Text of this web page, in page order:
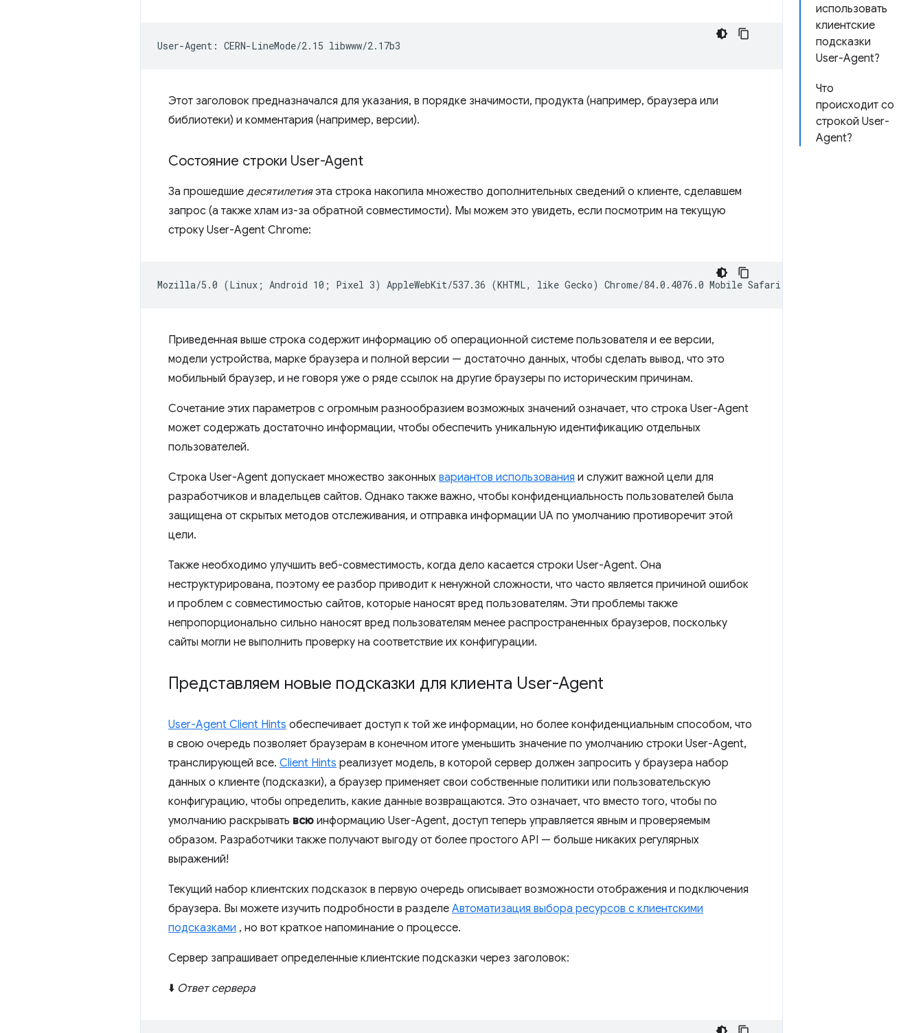
использовать
клиентские
подсказки
User-Agent?
Что
происходит со
строкой User-
Agent?
Этот заголовок предназначался для указания, в порядке значимости, продукта (например, браузера или
библиотеки) и комментария (например, версии).
Состояние строки User-Agent
За прошедшие десятилетияэта строка накопила множество дополнительных сведений о клиенте, сделавшем
запрос (а также хлам из-за обратной совместимости). Мы можем это увидеть, если посмотрим на текущую
строку User-Agent Chrome:
Приведенная выше строка содержит информацию об операционной системе пользователя и ее версии,
модели устройства, марке браузера и полной версии — достаточно данных, чтобы сделать вывод, что это
мобильный браузер, и не говоря уже о ряде ссылок на другие браузеры по историческим причинам.
Сочетание этих параметров с огромным разнообразием возможных значений означает, что строка User-Agent
может содержать достаточно информации, чтобы обеспечить уникальную идентификацию отдельных
пользователей.
Строка User-Agent допускает множество законных вариантов использования и служит важной цели для
разработчиков и владельцев сайтов. Однако также важно, чтобы конфиденциальность пользователей была
защищена от скрытых методов отслеживания, и отправка информации UA по умолчанию противоречит этой
цели.
Также необходимо улучшить веб-совместимость, когда дело касается строки User-Agent. Она
неструктурирована, поэтому ее разбор приводит к ненужной сложности, что часто является причиной ошибок
и проблем с совместимостью сайтов, которые наносят вред пользователям. Эти проблемы также
непропорционально сильно наносят вред пользователям менее распространенных браузеров, поскольку
сайты могли не выполнить проверку на соответствие их конфигурации.
Представляем новые подсказки для клиента User-Agent
User-Agent Client Hints обеспечивает доступ к той же информации, но более конфиденциальным способом, что
в свою очередь позволяет браузерам в конечном итоге уменьшить значение по умолчанию строки User-Agent,
транслирующей все. Client Hints реализует модель, в которой сервер должен запросить у браузера набор
данных о клиенте (подсказки), а браузер применяет свои собственные политики или пользовательскую
конфигурацию, чтобы определить, какие данные возвращаются. Это означает, что вместо того, чтобы по
умолчанию раскрывать всю информацию User-Agent, доступ теперь управляется явным и проверяемым
образом. Разработчики также получают выгоду от более простого API — больше никаких регулярных
выражений!
Текущий набор клиентских подсказок в первую очередь описывает возможности отображения и подключения
браузера. Вы можете изучить подробности в разделе Автоматизация выбора ресурсов с клиентскими
подсказками , но вот краткое напоминание о процессе.
Сервер запрашивает определенные клиентские подсказки через заголовок:
⬇️ Ответ сервера